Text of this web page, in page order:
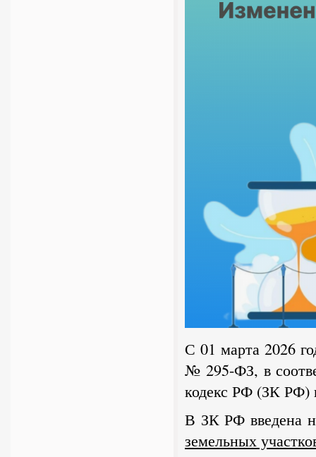
С 01 марта 2026
№ 295-ФЗ, в
кодекс РФ (ЗК РФ)
В ЗК РФ введена
земельных